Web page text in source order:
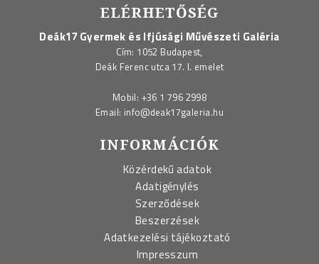
ELÉRHETŐSÉG
Deák17 Gyermek és Ifjúsági Művészeti Galéria
Cím: 1052 Budapest,
Deák Ferenc utca 17. I. emelet
Mobil: +36 1 796 2998
Email: info@deak17galeria.hu
INFORMÁCIÓK
Közérdekű adatok
Adatigénylés
Szerződések
Beszerzések
Adatkezelési tájékoztató
Impresszum